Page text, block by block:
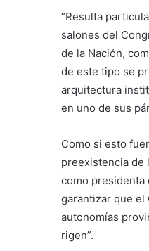
“Resulta
salones del
de la Nación,
de este tipo se
arquitectura
en uno de sus
Como si esto
preexistencia de
como presidenta
garantizar que el
autonomías
rigen”.